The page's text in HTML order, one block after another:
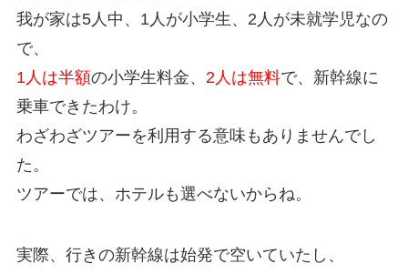
我が家は5人中、1人が小学生、2人が未就学児なの
で、
1人は半額の小学生料金、 2人は無料で、新幹線に
乗車できたわけ。
わざわざツアーを利用する意味もありませんでし
た。
ツアーでは、ホテルも選べないからね。
実際、行きの新幹線は始発で空いていたし、